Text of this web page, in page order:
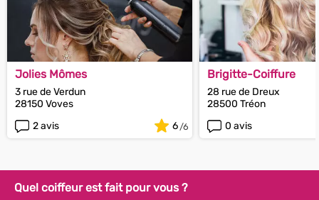
Jolies Mômes
3 rue de Verdun
28150 Voves
2 avis
6
Brigitte-Coiffure
28 rue de Dreux
28500 Tréon
0 avis
Quel coiffeur est fait pour vous ?